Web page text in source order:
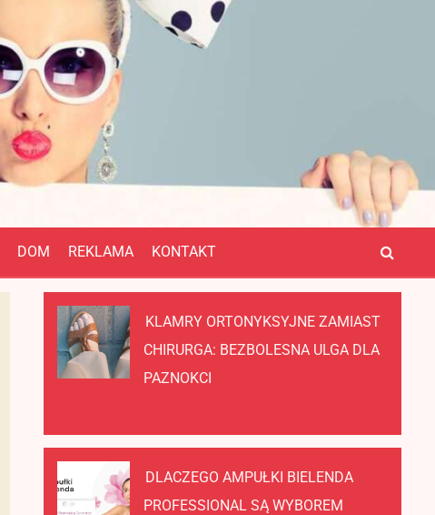
DOM REKLAMA KONTAKT
KLAMRY ORTONYKSYJNE ZAMIAST
CHIRURGA: BEZBOLESNA ULGA DLA
PAZNOKCI
DLACZEGO AMPUŁKI BIELENDA
PROFESSIONAL SĄ WYBOREM